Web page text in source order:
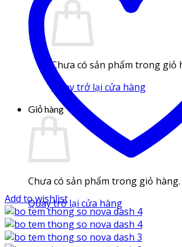
Chưa có sản phẩm trong giỏ
Quay trở lại cửa hàng
Giỏ hàng
Chưa có sản phẩm trong giỏ hàng.
Quay trở lại cửa hàng
Add to wishlist